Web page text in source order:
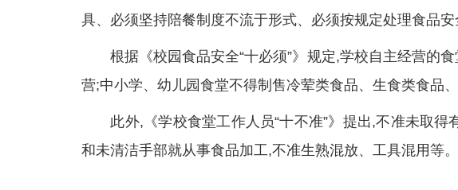
具、必须坚持陪餐制度不流于形式、必须按规定处理食品安
根据《校园食品安全“十必须”》规定,学校自主经营的食
营;中小学、幼儿园食堂不得制售冷荤类食品、生食类食品
此外,《学校食堂工作人员“十不准”》提出,不准未取得
和未清洁手部就从事食品加工,不准生熟混放、工具混用等